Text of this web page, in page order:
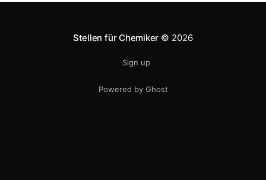
Stellen für Chemiker © 2026
Sign up
Powered by Ghost